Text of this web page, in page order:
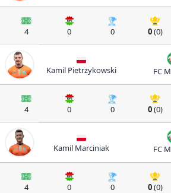
4 0 0 0(0)
Kamil Pietrzykowski FC
4 0 0 0(0)
Kamil Marciniak FC
4 0 0 0(0)